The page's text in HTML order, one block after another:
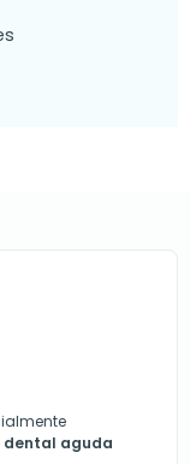
dental aguda